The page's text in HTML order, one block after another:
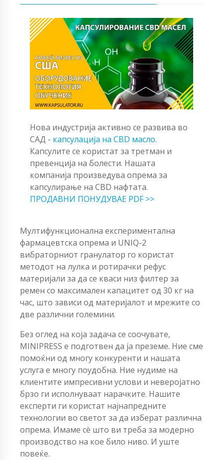
Нова индустрија активно се развива во
САД - капсулација на CBD масло.
Капсулите се користат за третман и
превенција на болести. Нашата
компанија произведува опрема за
капсулирање на CBD нафтата.
ПРОДАВНИ ПОНУДУВАЕ PDF >>
Мултифункционална експериментална
фармацевтска опрема и UNIQ-2
вибраторниот гранулатор го користат
методот на лулка и ротирачки рефус
материјали за да се кваси низ филтер за
ремен со максимален капацитет од 30 кг на
час, што зависи од материјалот и мрежите со
две различни големини.
Без оглед на која задача се соочувате,
MINIPRESS е подготвен да ја преземе. Ние сме
помоќни од многу конкуренти и нашата
услуга е многу поудобна. Ние нудиме на
клиентите импресивни услови и неверојатно
брзо ги исполнуваат нарачките. Нашите
експерти ги користат најнапредните
технологии во светот за да изберат различна
опрема. Имаме сè што ви треба за модерно
производство на кое било ниво. И уште
повеќе.